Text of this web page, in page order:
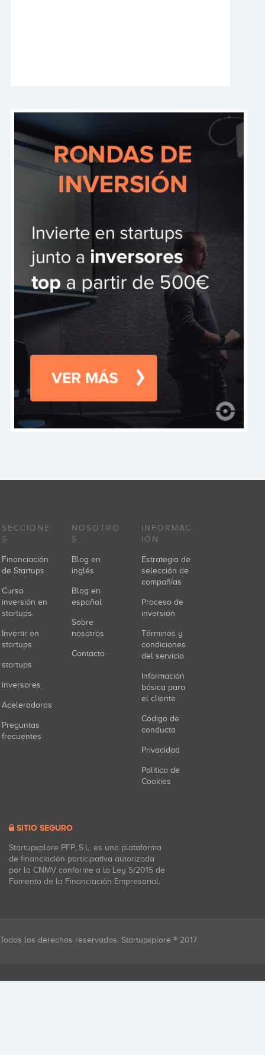
SECCIONE
S
Financiación
de Startups
Curso
inversión en
startups.
Invertir en
startups
startups
inversores
Aceleradoras
Preguntas
frecuentes
NOSOTRO
S
Blog en
inglés
Blog en
español
Sobre
nosotros
Contacto
INFORMAC
IÓN
Estrategia de
selección de
compañías
Proceso de
inversión
Términos y
condiciones
del servicio
Información
básica para
el cliente
Código de
conducta
Privacidad
Política de
Cookies
SITIO SEGURO
Startupxplore PFP, S.L. es una plataforma
de financiación participativa autorizada
por la CNMV conforme a la Ley 5/2015 de
Fomento de la Financiación Empresarial.
Todos los derechos reservados. Startupxplore ® 2017.